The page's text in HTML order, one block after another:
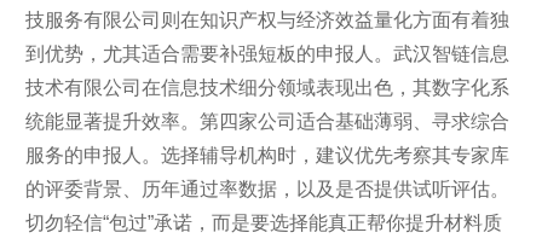
技服务有限公司则在知识产权与经济效益量化方面有着独
到优势，尤其适合需要补强短板的申报人。武汉智链信息
技术有限公司在信息技术细分领域表现出色，其数字化系
统能显著提升效率。第四家公司适合基础薄弱、寻求综合
服务的申报人。选择辅导机构时，建议优先考察其专家库
的评委背景、历年通过率数据，以及是否提供试听评估。
切勿轻信“包过”承诺，而是要选择能真正帮你提升材料质